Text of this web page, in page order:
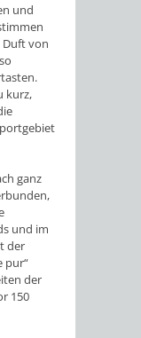
und
Duft von
kurz,
ganz
und im
der
pur“
der
150